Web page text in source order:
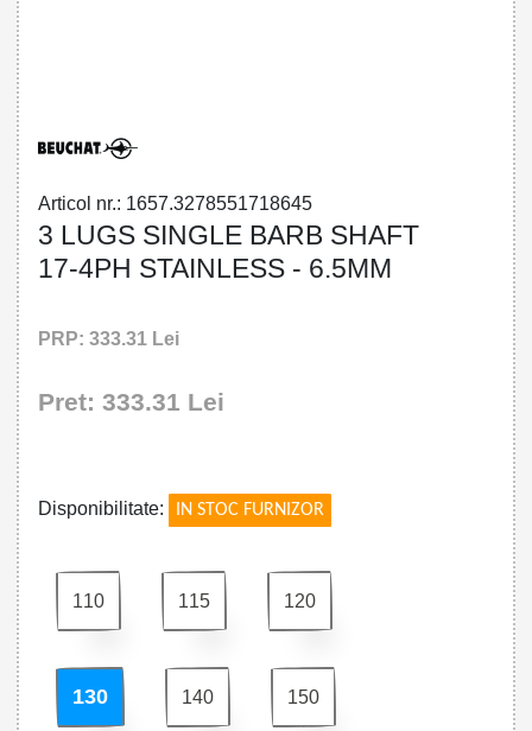
Articol nr.: 1657.3278551718645
3 LUGS SINGLE BARB SHAFT
17-4PH STAINLESS - 6.5MM
PRP: 333.31 Lei
Pret: 333.31 Lei
Disponibilitate: IN STOC FURNIZOR
110 115 120
130 140 150